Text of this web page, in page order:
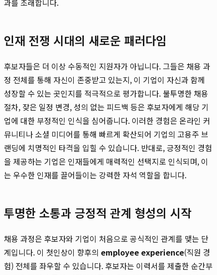
인재 전쟁 시대의 새로운 패러다임
후보자들은 더 이상 수동적인 지원자가 아닙니다. 그들은 채용 과
정 전체를 통해 자신이 존중받고 있는지, 이 기업이 자신과 함께
성장할 수 있는 곳인지를 적극적으로 평가합니다. 불투명한 채용
절차, 잦은 일정 변경, 성의 없는 피드백 등은 후보자에게 해당 기
업에 대한 부정적인 인식을 심어줍니다. 이러한 경험은 온라인 커
뮤니티나 소셜 미디어를 통해 빠르게 확산되어 기업의 고용주 브
랜딩에 치명적인 타격을 입힐 수 있습니다. 반대로, 긍정적인 경험
을 제공하는 기업은 인재들에게 매력적인 선택지로 인식되며, 이
는 우수한 인재를 끌어들이는 강력한 자석 역할을 합니다.
투명한 소통과 긍정적 관계 형성의 시작
채용 과정은 후보자와 기업이 처음으로 공식적인 관계를 맺는 단
계입니다. 이 첫인상이 향후의 employee experience(직원 경
험) 전체를 좌우할 수 있습니다. 후보자는 이력서를 제출한 순간부